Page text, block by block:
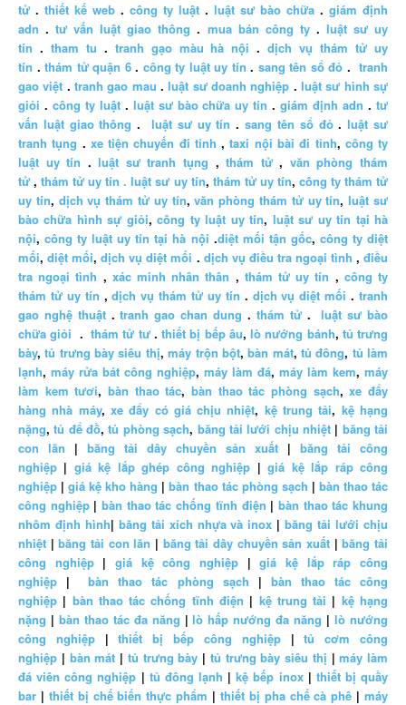
tử . thiết kế web . công ty luật . luật sư bào chữa . giám định
adn .tư vấn luật giao thông . mua bán công ty. luật sư uy
tín . tham tu . tranh gạo màu hà nội .dịch vụ thám tử uy
tín .thám tử quận 6. công ty luật uy tín . sang tên sổ đỏ .tranh
gao việt .tranh gao mau .luật sư doanh nghiệp .luật sư hình sự
giỏi . công ty luật. luật sư bào chữa uy tín .giám định adn .tư
vấn luật giao thông . luật sư uy tín .sang tên sổ đỏ.luật sư
tranh tụng . xe tiện chuyến đi tỉnh ,taxi nội bài đi tỉnh, công ty
luật uy tín .luật sư tranh tụng ,thám tử, văn phòng thám
tử ,thám tử uy tín . luật sư uy tín, thám tử uy tín, công ty thám tử
uy tín, dịch vụ thám tử uy tín,văn phòng thám tử uy tín,luật sư
bào chữa hình sự giỏi,công ty luật uy tín, luật sư uy tín tại hà
nội,công ty luật uy tín tại hà nội .diệt mối tận gốc, công ty diệt
mối,diệt mối,dịch vụ diệt mối . dịch vụ điều tra ngoại tình ,điều
tra ngoại tình , xác minh nhân thân , thám tử uy tín , công ty
thám tử uy tín ,dịch vụ thám tử uy tín . dịch vụ diệt mối .tranh
gao nghệ thuật.tranh gao chan dung . thám tử.luật sư bào
chữa giỏi .thám tử tư.thiết bị bếp âu,lò nướng bánh, tủ trưng
bày,tủ trưng bày siêu thị,máy trộn bột,bàn mát, tủ đông, tủ làm
lạnh, máy rửa bát công nghiệp, máy làm đá, máy làm kem, máy
làm kem tươi,bàn thao tác,bàn thao tác phòng sạch,xe đẩy
hàng nhà máy, xe đẩy có giá chịu nhiệt, kệ trung tải, kệ hạng
nặng,tủ để đồ,tủ phòng sạch, băng tải lưới chịu nhiệt| băng tải
con lăn | băng tải dây chuyền sản xuất | băng tải công
nghiệp | giá kệ lắp ghép công nghiệp |giá kệ lắp ráp công
nghiệp |giá kệ kho hàng |bàn thao tác phòng sạch | bàn thao tác
công nghiệp|bàn thao tác chống tĩnh điện | bàn thao tác khung
nhôm định hình| băng tải xích nhựa và inox |băng tải lưới chịu
nhiệt |băng tải con lăn | băng tải dây chuyền sản xuất |băng tải
công nghiệp|giá kệ công nghiệp |giá kệ lắp ráp công
nghiệp |bàn thao tác phòng sạch | bàn thao tác công
nghiệp | bàn thao tác chống tĩnh điện | kệ trung tải | kệ hạng
nặng | bàn thao tác đa năng |lò hấp nướng đa năng |lò nướng
công nghiệp|thiết bị bếp công nghiệp|tủ cơm công
nghiệp | bàn mát | tủ trưng bày | tủ trưng bày siêu thị |máy làm
đá viên công nghiệp | tủ đông lạnh |kệ bếp inox| thiết bị quầy
bar | thiết bị chế biến thực phẩm | thiết bị pha chế cà phê | máy